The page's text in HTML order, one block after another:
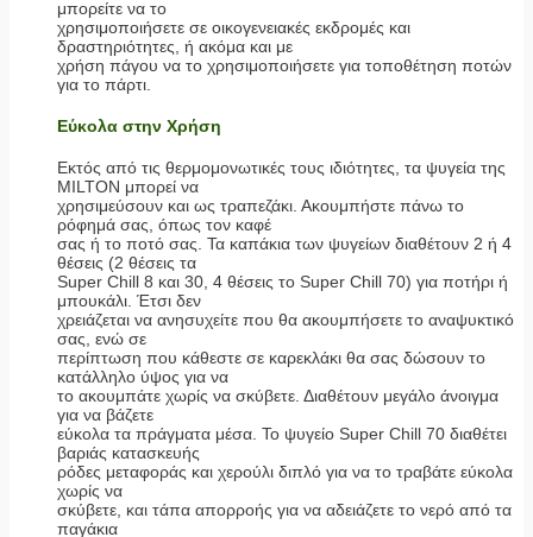
μπορείτε να το
χρησιμοποιήσετε σε οικογενειακές εκδρομές και
δραστηριότητες, ή ακόμα και με
χρήση πάγου να το χρησιμοποιήσετε για τοποθέτηση ποτών
για το πάρτι.
Εύκολα στην Χρήση
Εκτός από τις θερμομονωτικές τους ιδιότητες, τα ψυγεία της
MILTON μπορεί να
χρησιμεύσουν και ως τραπεζάκι. Ακουμπήστε πάνω το
ρόφημά σας, όπως τον καφέ
σας ή το ποτό σας. Τα καπάκια των ψυγείων διαθέτουν 2 ή 4
θέσεις (2 θέσεις τα
Super Chill 8 και 30, 4 θέσεις το Super Chill 70) για ποτήρι ή
μπουκάλι. Έτσι δεν
χρειάζεται να ανησυχείτε που θα ακουμπήσετε το αναψυκτικό
σας, ενώ σε
περίπτωση που κάθεστε σε καρεκλάκι θα σας δώσουν το
κατάλληλο ύψος για να
το ακουμπάτε χωρίς να σκύβετε. Διαθέτουν μεγάλο άνοιγμα
για να βάζετε
εύκολα τα πράγματα μέσα. Το ψυγείο Super Chill 70 διαθέτει
βαριάς κατασκευής
ρόδες μεταφοράς και χερούλι διπλό για να το τραβάτε εύκολα
χωρίς να
σκύβετε, και τάπα απορροής για να αδειάζετε το νερό από τα
παγάκια